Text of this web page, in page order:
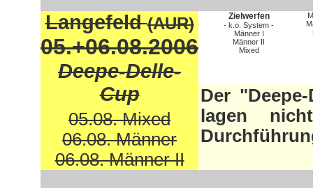
Langefeld(AUR)
05.+06.08.2006
Deepe-Delle-
Cup
05.08. Mixed
06.08. Männer
06.08. Männer II
Zielwerfen
- k.o. System -
Männer I
Männer II
Mixed
Der
lagen